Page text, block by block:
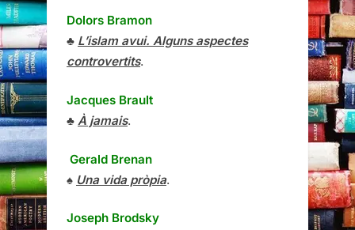
Dolors Bramon
♣ L’islam avui. Alguns aspectes
controvertits.
Jacques Brault
♣ À jamais.
Gerald Brenan
♠ Una vida pròpia.
Joseph Brodsky